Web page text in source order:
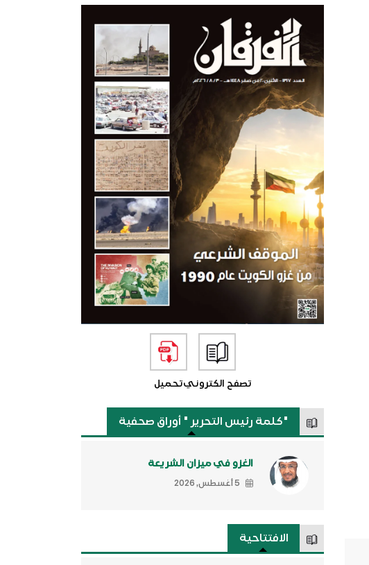
تصفح الكترونيتحميل
"كلمة رئيس التحرير " أوراق صحفية
الغزو في ميزان الشريعة
5 أغسطس, 2026
الافتتاحية